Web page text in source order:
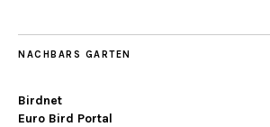
NACHBARS GARTEN
Birdnet
Euro Bird Portal